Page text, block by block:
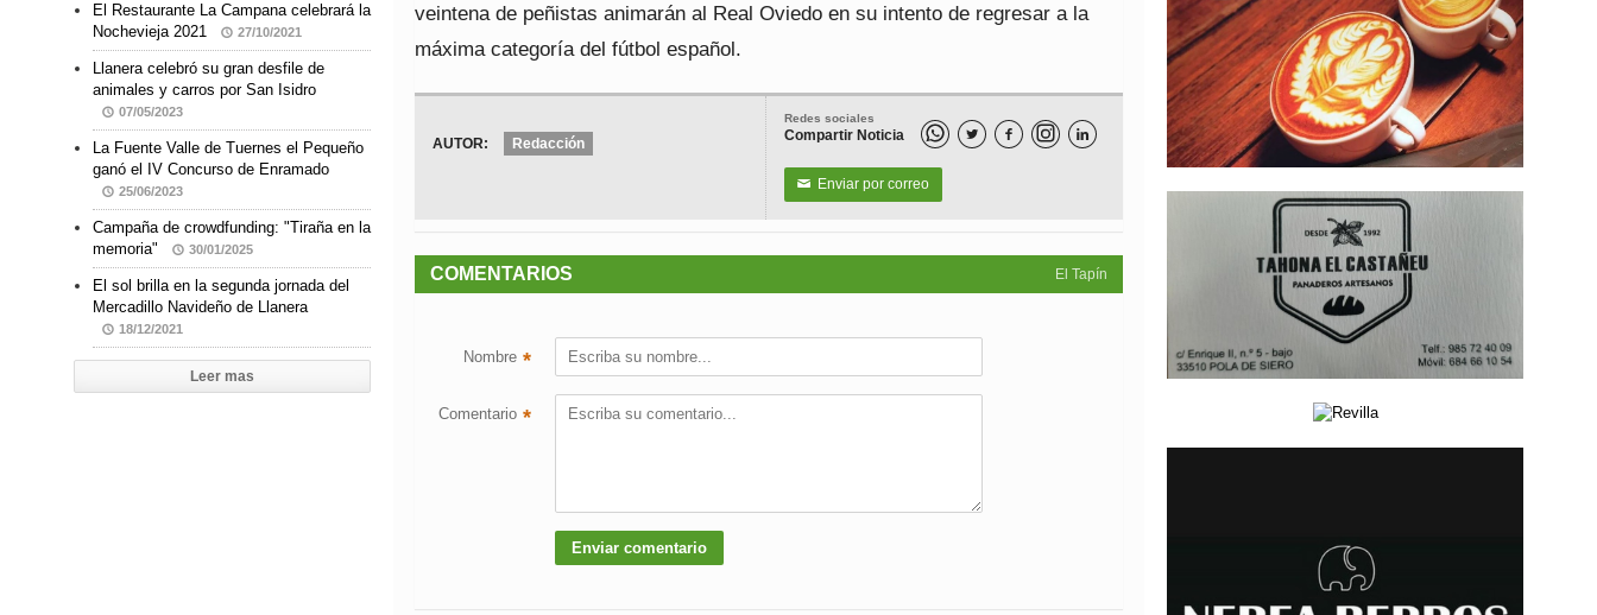
veintena de peñistas animarán al Real Oviedo en su intento de regresar a la
máxima categoría del fútbol español.
Redes sociales
Compartir Noticia   
✉ Enviar por correo
AUTOR: Redacción
El Tapín
COMENTARIOS
Nombre *
Comentario *
El Restaurante La Campana celebrará la
Nochevieja 2021
27/10/2021
Llanera celebró su gran desfile de
animales y carros por San Isidro
07/05/2023
La Fuente Valle de Tuernes el Pequeño
ganó el IV Concurso de Enramado
25/06/2023
Campaña de crowdfunding: "Tiraña en la
memoria"
30/01/2025
El sol brilla en la segunda jornada del
Mercadillo Navideño de Llanera
18/12/2021
Leer mas